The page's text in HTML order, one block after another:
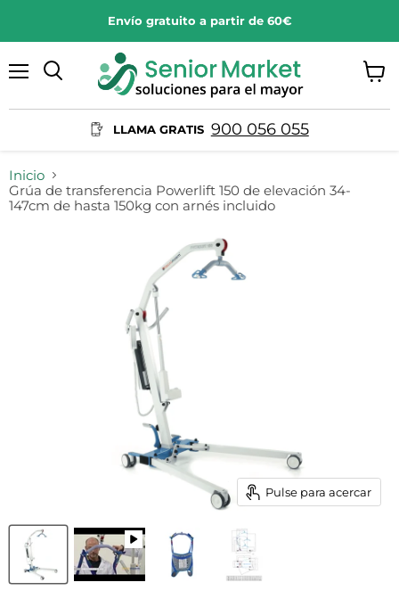
Envío gratuito a partir de 60€
LLAMA GRATIS 900 056 055
Inicio
Grúa de transferencia Powerlift 150 de elevación 34-
147cm de hasta 150kg con arnés incluido
Pulse para acercar